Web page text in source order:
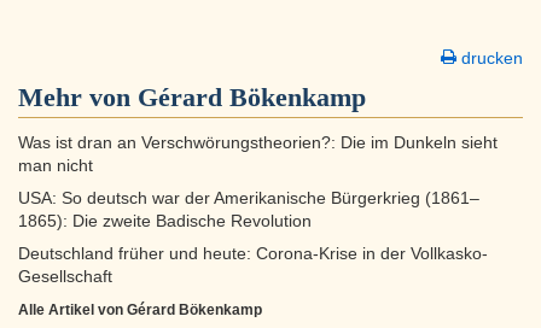
drucken
Mehr von Gérard Bökenkamp
Was ist dran an Verschwörungstheorien?: Die im Dunkeln sieht
man nicht
USA: So deutsch war der Amerikanische Bürgerkrieg (1861–
1865): Die zweite Badische Revolution
Deutschland früher und heute: Corona-Krise in der Vollkasko-
Gesellschaft
Alle Artikel von Gérard Bökenkamp